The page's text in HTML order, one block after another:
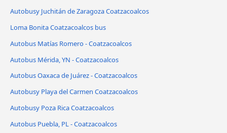
Autobusy Juchitán de Zaragoza Coatzacoalcos
Loma Bonita Coatzacoalcos bus
Autobus Matías Romero - Coatzacoalcos
Autobus Mérida, YN - Coatzacoalcos
Autobus Oaxaca de Juárez - Coatzacoalcos
Autobusy Playa del Carmen Coatzacoalcos
Autobusy Poza Rica Coatzacoalcos
Autobus Puebla, PL - Coatzacoalcos